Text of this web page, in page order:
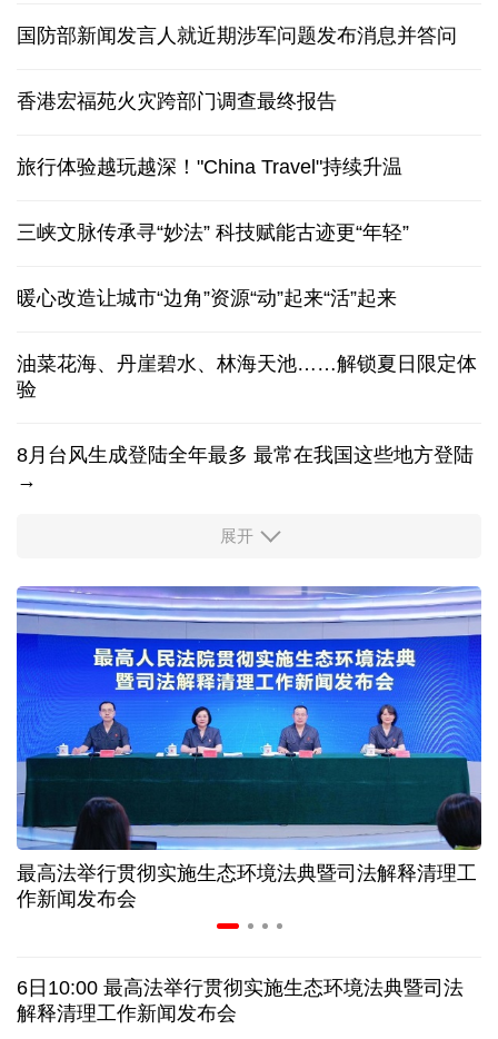
国防部新闻发言人就近期涉军问题发布消息并答问
香港宏福苑火灾跨部门调查最终报告
旅行体验越玩越深！"China Travel"持续升温
三峡文脉传承寻“妙法” 科技赋能古迹更“年轻”
暖心改造让城市“边角”资源“动”起来“活”起来
油菜花海、丹崖碧水、林海天池……解锁夏日限定体
验
8月台风生成登陆全年最多 最常在我国这些地方登陆
→
柔性制造，高效匹配差异化需求
上海打通脑机接口技术走向市场的“三道关”
活力中国调研行｜江淮大地，科技成果正落地生“金”
上半年规模以上工业中小企业增加值同比增长5.8%
从纪念馆到采油一线，新时代石油人这样传承铁人精
神
创新涌动，坚韧向前——解读前7个月我国外贸成绩
日本执政当局应停止在核问题上玩火
展开
最高法举行贯彻实施生态环境法典暨司法解释清理工
作新闻发布会
6日10:00 最高法举行贯彻实施生态环境法典暨司法
解释清理工作新闻发布会